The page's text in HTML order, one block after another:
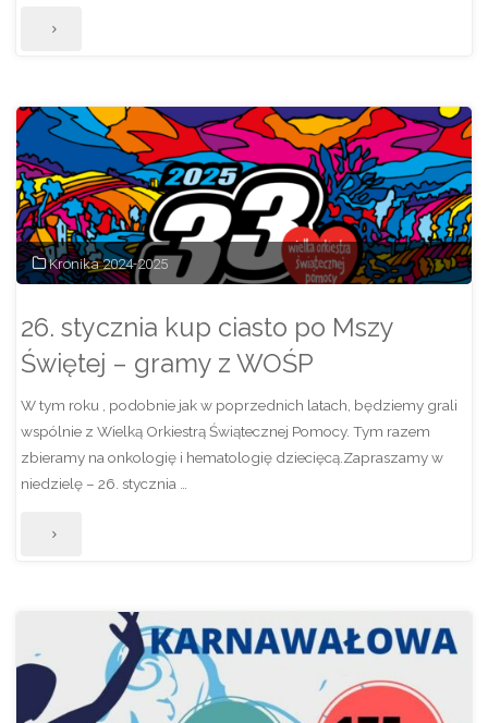
"Zmiana
spotkań
z
rodzicami
na
20.02.2025."
Kronika 2024-2025
26. stycznia kup ciasto po Mszy
Świętej – gramy z WOŚP
W tym roku , podobnie jak w poprzednich latach, będziemy grali
wspólnie z Wielką Orkiestrą Świątecznej Pomocy. Tym razem
zbieramy na onkologię i hematologię dziecięcą.Zapraszamy w
niedzielę – 26. stycznia …
"26.
ciasto
po